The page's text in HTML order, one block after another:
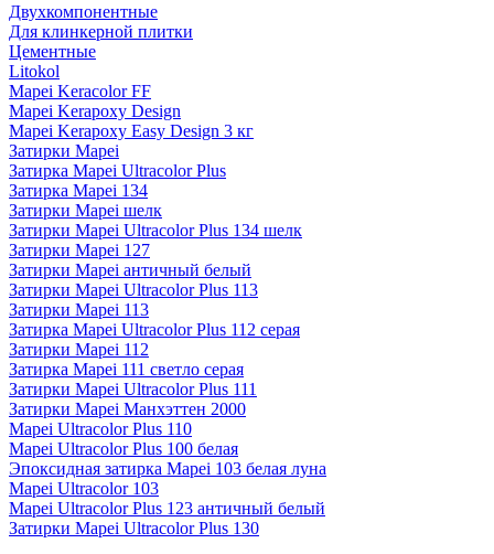
Двухкомпонентные
Для клинкерной плитки
Цементные
Litokol
Mapei Keracolor FF
Mapei Kerapoxy Design
Mapei Kerapoxy Easy Design 3 кг
Затирки Mapei
Затирка Mapei Ultracolor Plus
Затирка Mapei 134
Затирки Mapei шелк
Затирки Mapei Ultracolor Plus 134 шелк
Затирки Mapei 127
Затирки Mapei античный белый
Затирки Mapei Ultracolor Plus 113
Затирки Mapei 113
Затирка Mapei Ultracolor Plus 112 серая
Затирки Mapei 112
Затирка Mapei 111 светло серая
Затирки Mapei Ultracolor Plus 111
Затирки Mapei Манхэттен 2000
Mapei Ultracolor Plus 110
Mapei Ultracolor Plus 100 белая
Эпоксидная затирка Mapei 103 белая луна
Mapei Ultracolor 103
Mapei Ultracolor Plus 123 античный белый
Затирки Mapei Ultracolor Plus 130